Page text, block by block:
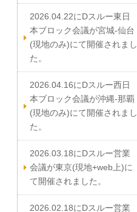
2026.04.22にDスルー東日
本ブロック会議が宮城-仙台
(現地のみ)にて開催されまし
た。
2026.04.16にDスルー西日
本ブロック会議が沖縄-那覇
(現地のみ)にて開催されまし
た。
2026.03.18にDスルー営業
会議が東京(現地+web上)に
て開催されました。
2026.02.18にDスルー営業